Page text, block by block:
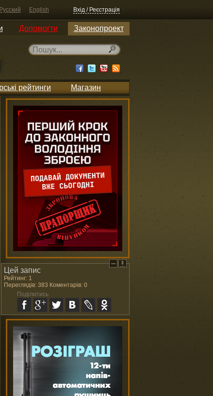
Русский English Вхід / Реєстрація
Допомогти Законопроект
рейтинги Магазин
Цей запис
Рейтинг: 1
Переглядів: 383 Коментарів: 0
Поділитись